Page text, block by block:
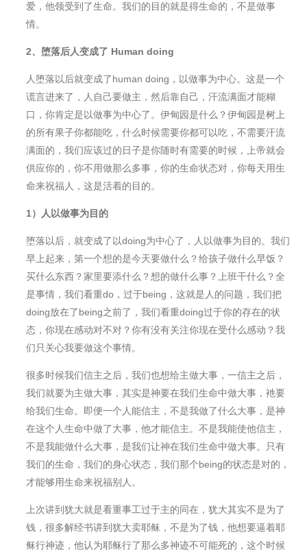
爱，他领受到了生命。我们的目的就是得生命的，不是做事
情。
2、 堕落后人变成了 Human doing
人堕落以后就变成了human doing，以做事为中心。这是一个
谎言进来了，人自己要做主，然后靠自己，汗流满面才能糊
口，你肯定是以做事为中心了。伊甸园是什么？伊甸园是树上
的所有果子你都能吃，什么时候需要你都可以吃，不需要汗流
满面的，我们应该过的日子是你随时有需要的时候，上帝就会
供应你的，你不用做那么多事，你的生命状态对，你每天用生
命来祝福人，这是活着的目的。
1） 人以做事为目的
堕落以后，就变成了以doing为中心了，人以做事为目的。我们
早上起来，第一个想的是今天要做什么？给孩子做什么早饭？
买什么东⻄？家里要添什么？想的做什么事？上班干什么？全
是事情，我们看重do，过于being，这就是人的问题，我们把
doing放在了being之前了，我们看重doing过于你的存在的状
态，你现在感动对不对？你有没有关注你现在受什么感动？我
们只关心我要做这个事情。
很多时候我们信主之后，我们也想给主做大事，一信主之后，
我们就要为主做大事，其实是神要在我们生命中做大事，衪要
给我们生命。即便一个人能信主，不是我做了什么大事，是神
在这个人生命中做了大事，他才能信主。不是我能使他信主，
不是我能做什么大事，是我们让神在我们生命中做大事。只有
我们的生命，我们的身心状态，我们那个being的状态是对的，
才能够用生命来祝福别人。
上次讲到犹大就是看重事工过于主的同在，犹大其实不是为了
钱，很多解经书讲到犹大卖耶稣，不是为了钱，他想要逼着耶
稣行神迹，他认为耶稣行了那么多神迹不可能死的，这个时候